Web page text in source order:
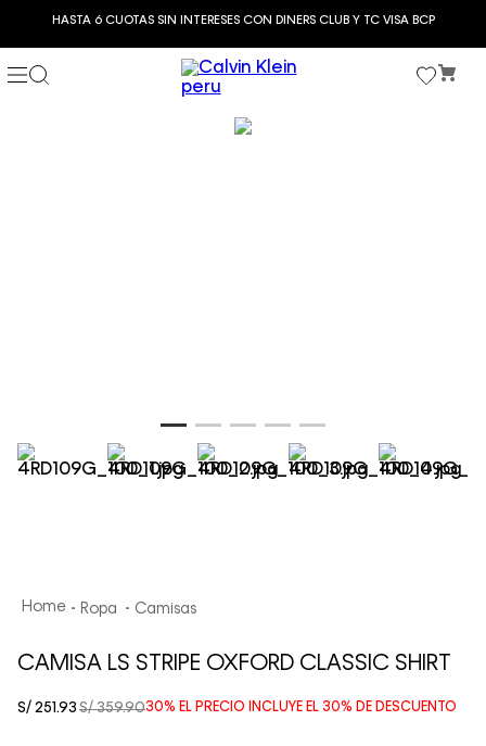
HASTA 6 CUOTAS SIN INTERESES CON DINERS CLUB Y TC VISA BCP
Ropa Camisas
CAMISA LS STRIPE OXFORD CLASSIC SHIRT
30% EL PRECIO INCLUYE EL 30% DE DESCUENTO
S/ 359.90
S/ 251 .93